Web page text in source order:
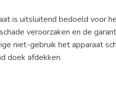
is uitsluitend bedoeld voor
veroorzaken en de
niet-gebruik het apparaat
doek afdekken.